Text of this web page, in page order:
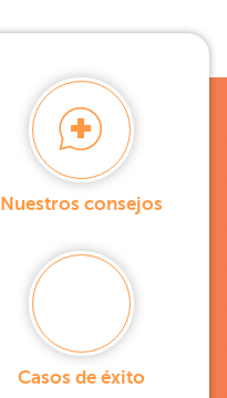
Nuestros consejos
Casos de éxito